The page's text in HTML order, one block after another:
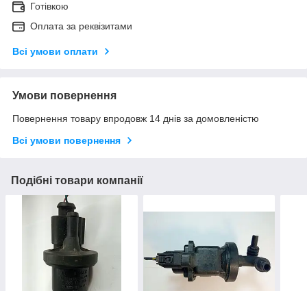
Готівкою
Оплата за реквізитами
Всі умови оплати
Умови повернення
Повернення товару впродовж 14 днів за домовленістю
Всі умови повернення
Подібні товари компанії